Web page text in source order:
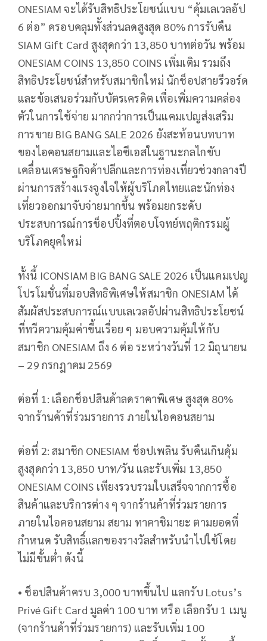
ONESIAM จะได้รับสิทธิประโยชน์แบบ “คุ้มเลเวลอัป
6 ต่อ” ครอบคลุมทั้งส่วนลดสูงสุด 80% การรับคืน
SIAM Gift Card สูงสุดกว่า 13,850 บาทต่อวัน พร้อม
ONESIAM COINS 13,850 COINS เพิ่มเติม รวมถึง
สิทธิประโยชน์สำหรับสมาชิกใหม่ นักช็อปสายรีวอร์ด
และข้อเสนอร่วมกับบัตรเครดิต เพื่อเพิ่มความคล่อง
ตัวในการใช้จ่าย มากกว่าการเป็นแคมเปญส่งเสริม
การขาย BIG BANG SALE 2026 ยังสะท้อนบทบาท
ของไอคอนสยามและไอซีเอสในฐานะกลไกขับ
เคลื่อนเศรษฐกิจค้าปลีกและการท่องเที่ยวช่วงกลางปี
ผ่านการสร้างแรงจูงใจให้ผู้บริโภคไทยและนักท่อง
เที่ยวออกมาจับจ่ายมากขึ้น พร้อมยกระดับ
ประสบการณ์การช็อปปิ้งที่ตอบโจทย์พฤติกรรมผู้
บริโภคยุคใหม่
ทั้งนี้ ICONSIAM BIG BANG SALE 2026 เป็นแคมเปญ
โปรโมชั่นที่มอบสิทธิพิเศษให้สมาชิก ONESIAM ได้
สัมผัสประสบการณ์แบบเลเวลอัปผ่านสิทธิประโยชน์
ที่ทวีความคุ้มค่าขึ้นเรื่อย ๆ มอบความคุ้มให้กับ
สมาชิก ONESIAM ถึง 6 ต่อ ระหว่างวันที่ 12 มิถุนายน
– 29 กรกฎาคม 2569
ต่อที่ 1: เลือกช็อปสินค้าลดราคาพิเศษ สูงสุด 80%
จากร้านค้าที่ร่วมรายการ ภายในไอคอนสยาม
ต่อที่ 2: สมาชิก ONESIAM ช็อปเพลิน รับคืนเกินคุ้ม
สูงสุดกว่า 13,850 บาท/วัน และรับเพิ่ม 13,850
ONESIAM COINS เพียงรวบรวมใบเสร็จจากการซื้อ
สินค้าและบริการต่าง ๆ จากร้านค้าที่ร่วมรายการ
ภายในไอคอนสยาม สยาม ทาคาชิมายะ ตามยอดที่
กำหนด รับสิทธิ์แลกของรางวัลสำหรับนำไปใช้โดย
ไม่มีขั้นต่ำ ดังนี้
• ช็อปสินค้าครบ 3,000 บาทขึ้นไป แลกรับ Lotus’s
Privé Gift Card มูลค่า 100 บาท หรือ เลือกรับ 1 เมนู
(จากร้านค้าที่ร่วมรายการ) และรับเพิ่ม 100